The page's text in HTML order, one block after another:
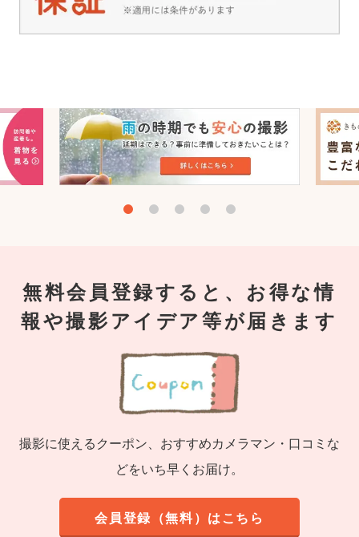
無料会員登録すると、お得な情
報や撮影アイデア等が届きます
撮影に使えるクーポン、おすすめカメラマン・口コミな
どをいち早くお届け。
会員登録（無料）はこちら